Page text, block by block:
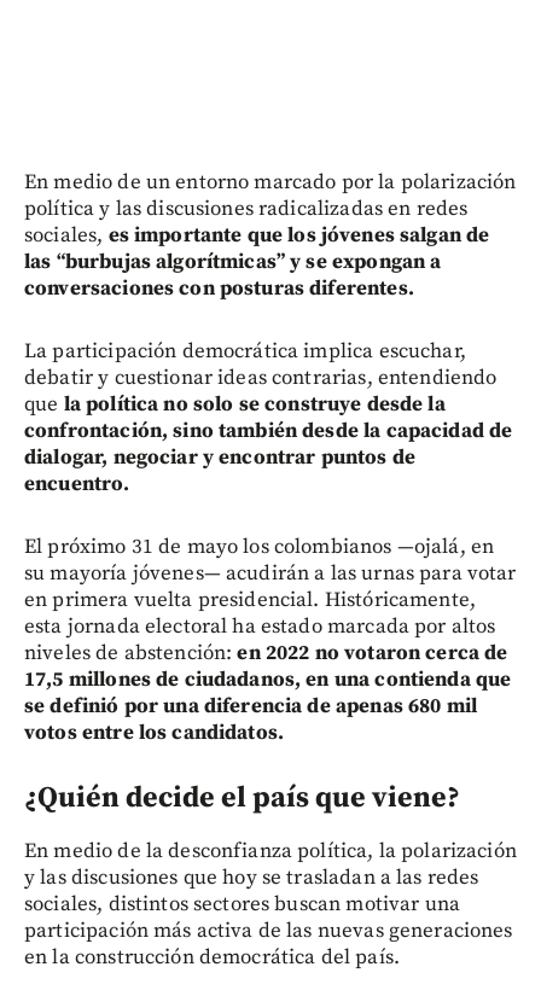
En medio de un entorno marcado por la polarización
política y las discusiones radicalizadas en redes
sociales, es importante que los jóvenes salgan de
las “burbujas algorítmicas” y se expongan a
conversaciones con posturas diferentes.
La participación democrática implica escuchar,
debatir y cuestionar ideas contrarias, entendiendo
que la política no solo se construye desde la
confrontación, sino también desde la capacidad de
dialogar, negociar y encontrar puntos de
encuentro.
El próximo 31 de mayo los colombianos —ojalá, en
su mayoría jóvenes— acudirán a las urnas para votar
en primera vuelta presidencial. Históricamente,
esta jornada electoral ha estado marcada por altos
niveles de abstención:en 2022 no votaron cerca de
17,5 millones de ciudadanos, en una contienda que
se definió por una diferencia de apenas 680 mil
votos entre los candidatos.
¿Quién decide el país que viene?
En medio de la desconfianza política, la polarización
y las discusiones que hoy se trasladan a las redes
sociales, distintos sectores buscan motivar una
participación más activa de las nuevas generaciones
en la construcción democrática del país.